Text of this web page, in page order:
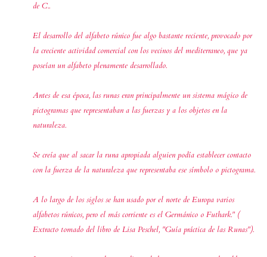
de C..
El desarrollo del alfabeto rúnico fue algo bastante reciente, provocado por
la creciente actividad comercial con los vecinos del mediterraneo, que ya
poseían un alfabeto plenamente desarrollado.
Antes de esa época, las runas eran principalmente un sistema mágico de
pictogramas que representaban a las fuerzas y a los objetos en la
naturaleza.
Se creía que al sacar la runa apropiada alguien podía establecer contacto
con la fuerza de la naturaleza que representaba ese símbolo o pictograma.
A lo largo de los siglos se han usado por el norte de Europa varios
alfabetos rúnicos, pero el más corriente es el Germánico o Futhark." (
Extracto tomado del libro de Lisa Peschel, "Guía práctica de las Runas").